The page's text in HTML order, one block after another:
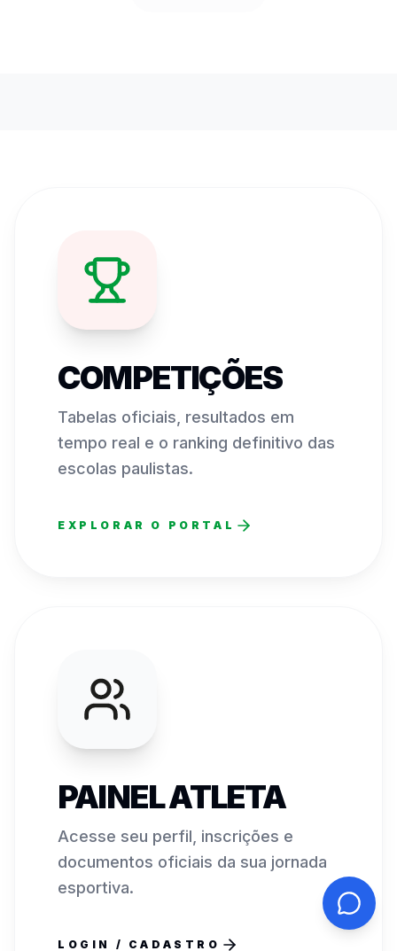
COMPETIÇÕES
Tabelas oficiais, resultados em
tempo real e o ranking definitivo das
escolas paulistas.
EXPLORAR O PORTAL
PAINEL ATLETA
Acesse seu perfil, inscrições e
documentos oficiais da sua jornada
esportiva.
LOGIN / CADASTRO